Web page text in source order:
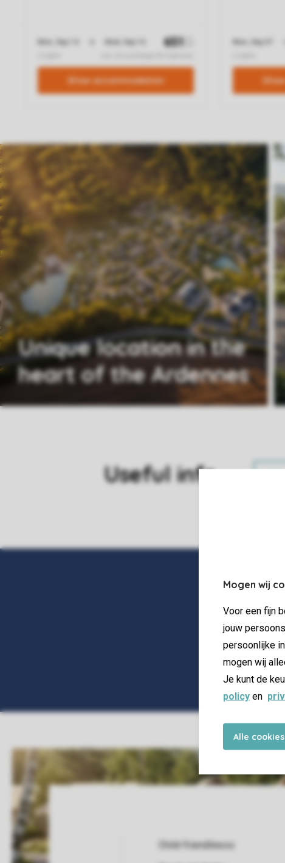
Mogen wij
Voor een fijn
jouw
persoonlijke
mogen wij
Je kunt de
policy en
Alle
Unique location in the
heart of the Ardennes
Useful info
Child-friendliness